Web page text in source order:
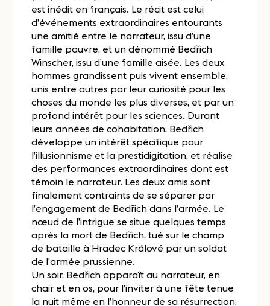
est inédit en français. Le récit est celui
d’événements extraordinaires entourants
une amitié entre le narrateur, issu d’une
famille pauvre, et un dénommé Bedřich
Winscher, issu d’une famille aisée. Les deux
hommes grandissent puis vivent ensemble,
unis entre autres par leur curiosité pour les
choses du monde les plus diverses, et par un
profond intérêt pour les sciences. Durant
leurs années de cohabitation, Bedřich
développe un intérêt spécifique pour
l’illusionnisme et la prestidigitation, et réalise
des performances extraordinaires dont est
témoin le narrateur. Les deux amis sont
finalement contraints de se séparer par
l’engagement de Bedřich dans l’armée. Le
nœud de l’intrigue se situe quelques temps
après la mort de Bedřich, tué sur le champ
de bataille à Hradec Králové par un soldat
de l’armée prussienne.
Un soir, Bedřich apparaît au narrateur, en
chair et en os, pour l’inviter à une fête tenue
la nuit même en l’honneur de sa résurrection,